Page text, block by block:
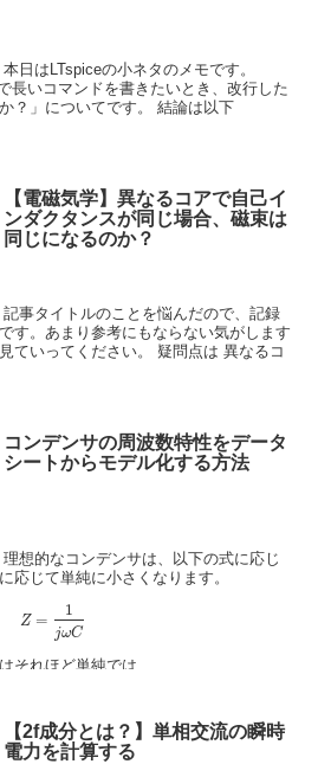
日はLTspiceの小ネタのメモです。
長いコマンドを書きたいとき、改行した
？」についてです。 結論は以下
【電磁気学】異なるコアで自己イ
ンダクタンスが同じ場合、磁束は
同じになるのか？
事タイトルのことを悩んだので、記録
す。あまり参考にもならない気がします
ていってください。 疑問点は 異なるコ
コンデンサの周波数特性をデータ
シートからモデル化する方法
想的なコンデンサは、以下の式に応じ
応じて単純に小さくなります。
Z =
1
jωC
それほど単純では...
【2f成分とは？】単相交流の瞬時
電力を計算する